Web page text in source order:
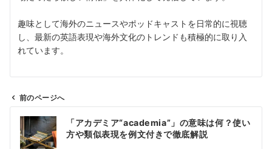
趣味として海外のニュースやポッドキャストを日常的に視聴
し、最新の英語表現や海外文化のトレンドも積極的に取り入
れています。
前のページへ
「アカデミア“academia”」の意味は何？使い
方や類似表現を例文付きで徹底解説